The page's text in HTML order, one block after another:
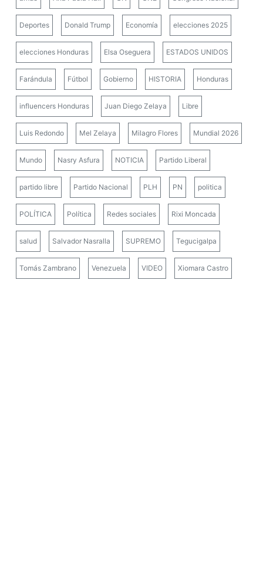
Deportes Donald Trump Economía elecciones 2025
elecciones Honduras Elsa Oseguera ESTADOS UNIDOS
Farándula Fútbol Gobierno HISTORIA Honduras
influencers Honduras Juan Diego Zelaya Libre
Luis Redondo Mel Zelaya Milagro Flores Mundial 2026
Mundo Nasry Asfura NOTICIA Partido Liberal
partido libre Partido Nacional PLH PN politica
POLÍTICA Política Redes sociales Rixi Moncada
salud Salvador Nasralla SUPREMO Tegucigalpa
Tomás Zambrano Venezuela VIDEO Xiomara Castro